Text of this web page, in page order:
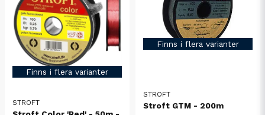
Finns i flera varianter
STROFT
Finns i flera varianter
STROFT
Stroft GTM - 200m